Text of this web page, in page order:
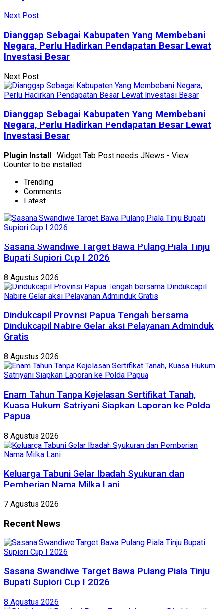
Next Post
Dianggap Sebagai Kabupaten Yang Membebani
Negara, Perlu Hadirkan Pendapatan Besar Lewat
Investasi Besar
Next Post
Dianggap Sebagai Kabupaten Yang Membebani
Negara, Perlu Hadirkan Pendapatan Besar Lewat
Investasi Besar
Plugin Install
: Widget Tab Post needs JNews - View
Counter to be installed
Trending
Comments
Latest
Sasana Swandiwe Target Bawa Pulang Piala Tinju
Bupati Supiori Cup I 2026
8 Agustus 2026
Dindukcapil Provinsi Papua Tengah bersama
Dindukcapil Nabire Gelar aksi Pelayanan Adminduk
Gratis
8 Agustus 2026
Enam Tahun Tanpa Kejelasan Sertifikat Tanah,
Kuasa Hukum Satriyani Siapkan Laporan ke Polda
Papua
8 Agustus 2026
Keluarga Tabuni Gelar Ibadah Syukuran dan
Pemberian Nama Milka Lani
7 Agustus 2026
Recent News
Sasana Swandiwe Target Bawa Pulang Piala Tinju
Bupati Supiori Cup I 2026
8 Agustus 2026